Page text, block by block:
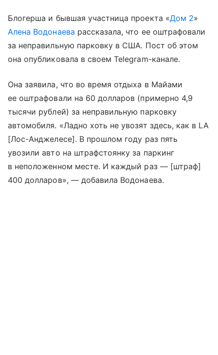
Блогерша и бывшая участница проекта «Дом 2»
Алена Водонаева рассказала, что ее оштрафовали
за неправильную парковку в США. Пост об этом
она опубликовала в своем Telegram-канале.
Она заявила, что во время отдыха в Майами
ее оштрафовали на 60 долларов (примерно 4,9
тысячи рублей) за неправильную парковку
автомобиля. «Ладно хоть не увозят здесь, как в LA
[Лос-Анджелесе]. В прошлом году раз пять
увозили авто на штрафстоянку за паркинг
в неположенном месте. И каждый раз — [штраф]
400 долларов», — добавила Водонаева.